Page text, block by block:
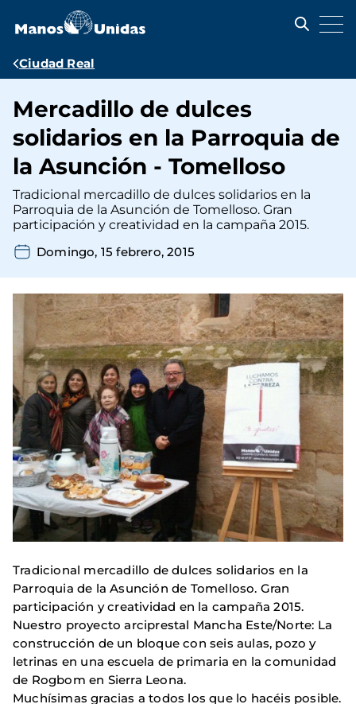
contenido
Ruta
navegación
Ciudad Real
Mercadillo de dulces
solidarios en la Parroquia de
la Asunción - Tomelloso
Tradicional mercadillo de dulces solidarios en la
Parroquia de la Asunción de Tomelloso. Gran
participación y creatividad en la campaña 2015.
Domingo, 15 febrero, 2015
Tradicional mercadillo de dulces solidarios en la
Parroquia de la Asunción de Tomelloso. Gran
participación y creatividad en la campaña 2015.
Nuestro proyecto arciprestal Mancha Este/Norte: La
construcción de un bloque con seis aulas, pozo y
letrinas en una escuela de primaria en la comunidad
de Rogbom en Sierra Leona.
Muchísimas gracias a todos los que lo hacéis posible.